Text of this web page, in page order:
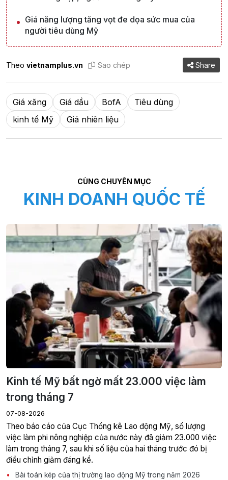
Giá năng lượng tăng vọt đe dọa sức mua của
người tiêu dùng Mỹ
Theo vietnamplus.vn Sao chép Share
Giá xăng Giá dầu BofA
Tiêu dùng
kinh tế Mỹ
Giá nhiên liệu
CÙNG CHUYÊN MỤC
KINH DOANH QUỐC TẾ
Kinh tế Mỹ bất ngờ mất 23.000 việc làm
trong tháng 7
07-08-2026
Theo báo cáo của Cục Thống kê Lao động Mỹ, số lượng
việc làm phi nông nghiệp của nước này đã giảm 23.000 việc
làm trong tháng 7, sau khi số liệu của hai tháng trước đó bị
điều chỉnh giảm đáng kể.
Bài toán kép của thị trường lao động Mỹ trong năm 2026